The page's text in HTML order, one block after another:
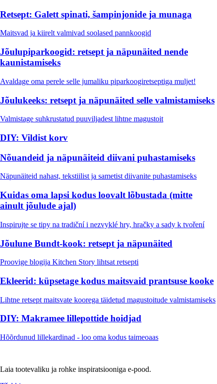
Retsept: Galett spinati, šampinjonide ja munaga
Maitsvad ja kiirelt valmivad soolased pannkoogid
Jõulupiparkoogid: retsept ja näpunäited nende
kaunistamiseks
Avaldage oma perele selle jumaliku piparkoogiretseptiga muljet!
Jõulukeeks: retsept ja näpunäited selle valmistamiseks
Valmistage suhkrustatud puuviljadest lihtne magustoit
DIY: Vildist korv
Nõuandeid ja näpunäiteid diivani puhastamiseks
Näpunäiteid nahast, tekstiilist ja sametist diivanite puhastamiseks
Kuidas oma lapsi kodus loovalt lõbustada (mitte
ainult jõulude ajal)
Inspirujte se tipy na tradiční i nezvyklé hry, hračky a sady k tvoření
Jõulune Bundt-kook: retsept ja näpunäited
Proovige blogija Kitchen Story lihtsat retsepti
Ekleerid: küpsetage kodus maitsvaid prantsuse kooke
Lihtne retsept maitsvate koorega täidetud magustoitude valmistamiseks
DIY: Makramee lillepottide hoidjad
Hõõrdunud lillekardinad - loo oma kodus taimeoaas
Laia tootevaliku ja rohke inspiratsiooniga e-pood.